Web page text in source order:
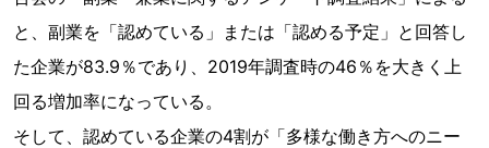
と、副業を「認めている」または「認める予定」と回答し
た企業が83.9％であり、2019年調査時の46％を大きく上
回る増加率になっている。
そして、認めている企業の4割が「多様な働き方へのニー